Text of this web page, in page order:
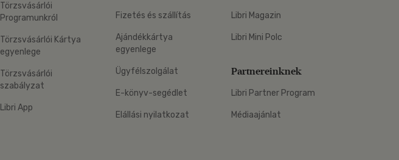
Törzsvásárlói
Programunkról
Törzsvásárlói Kártya
egyenlege
Törzsvásárlói
szabályzat
Libri App
Fizetés és szállítás
Ajándékkártya
egyenlege
Ügyfélszolgálat
E-könyv-segédlet
Elállási nyilatkozat
Libri Magazin
Libri Mini Polc
Partnereinknek
Libri Partner Program
Médiaajánlat